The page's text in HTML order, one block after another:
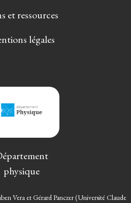
et ressources
légales
physique
Vera et Gérard Panczer (Université Claude